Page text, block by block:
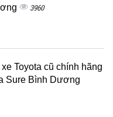
3960
Toyota cũ chính hãng
Sure Bình Dương